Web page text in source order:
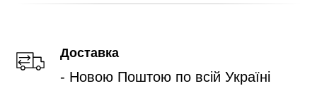
Доставка
- Новою Поштою по всій Україні